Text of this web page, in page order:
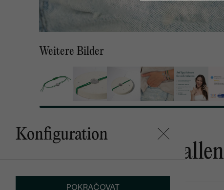
Weitere Bilder
Konfiguration
POKRAČOVAT
Das könnte Ihnen gefallen